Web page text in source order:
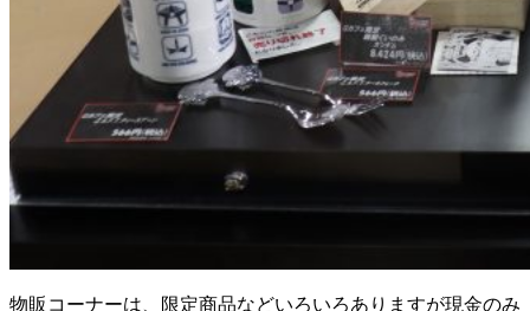
物販コーナーは、限定商品などいろいろありますが現金のみ